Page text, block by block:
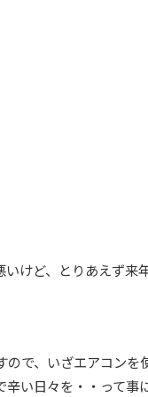
けど、とりあえず来
で、いざエアコンを
い日々を・・って事